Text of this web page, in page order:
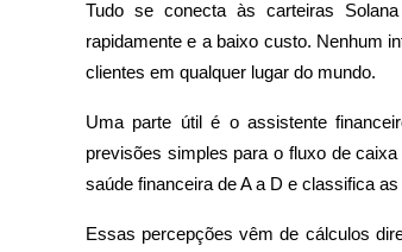
Informação
Análise de big data, incluindo informações
Tudo se conecta às carteiras
rapidamente e a baixo custo. Nenhum
clientes em qualquer lugar do mundo.
Uma parte útil é o assistente
previsões simples para o fluxo de
saúde financeira de A a D e classifica
Essas percepções vêm de cálculos